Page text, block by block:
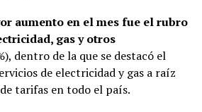
aumento en el mes fue el rubro
gas y otros
dentro de la que se destacó el
de electricidad y gas a raíz
tarifas en todo el país.